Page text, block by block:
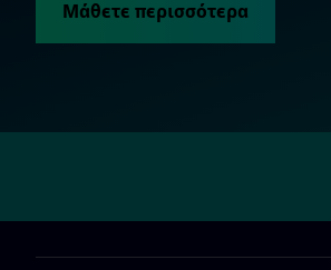
Μάθετε περισσότερα